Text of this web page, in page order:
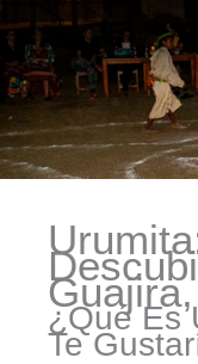
to
content
¿Qué Es
Te